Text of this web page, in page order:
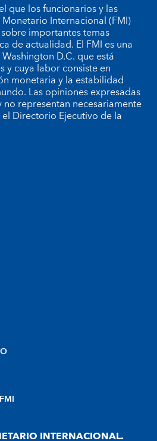
que los funcionarios y las
Internacional (FMI)
importantes temas
de actualidad. El FMI es una
D.C. que está
y cuya labor consiste en
monetaria y la estabilidad
Las opiniones expresadas
representan necesariamente
Directorio Ejecutivo de la
INTERNACIONAL.